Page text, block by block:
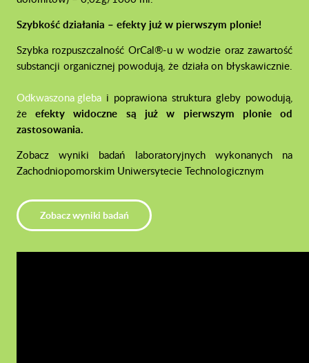
Szybkość działania – efekty już w pierwszym plonie!
Szybka rozpuszczalność OrCal®-u w wodzie oraz zawartość
substancji organicznej powodują, że działa on błyskawicznie.
Odkwaszona glebai poprawiona struktura gleby powodują,
żeefekty widoczne są już w pierwszym plonie od
zastosowania.
Zobacz wyniki badań laboratoryjnych wykonanych na
Zachodniopomorskim Uniwersytecie Technologicznym
Zobacz wyniki badań